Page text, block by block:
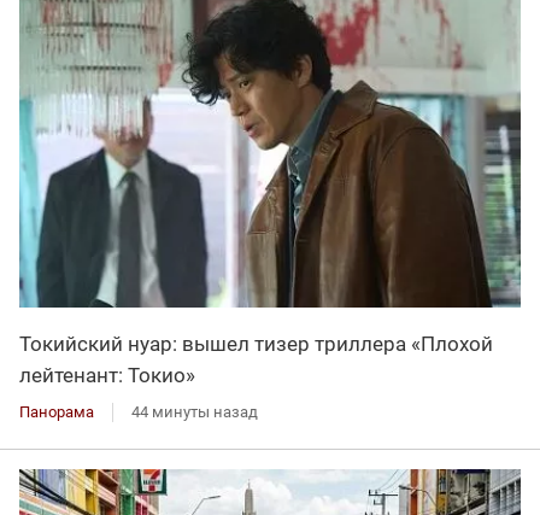
Токийский нуар: вышел тизер триллера «Плохой
лейтенант: Токио»
Панорама 44 минуты назад